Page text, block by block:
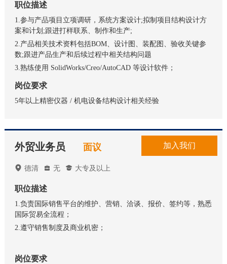
职位描述
1.参与产品项目立项调研，系统方案设计;拟制项目结构设计方
案和计划;跟进打样联系、制作和生产;
2.产品相关技术资料包括BOM、设计图、装配图、验收关键参
数;跟进产品生产和后续过程中相关结构问题
3.熟练使用 SolidWorks/Creo/AutoCAD 等设计软件；
岗位要求
5年以上精密仪器 / 机电设备结构设计相关经验
外贸业务员 面议
 德清  无  大专及以上
职位描述
1.负责国际销售平台的维护、营销、洽谈、报价、签约等，熟悉
国际贸易全流程；
2.遵守销售制度及商业机密；
岗位要求
加入我们